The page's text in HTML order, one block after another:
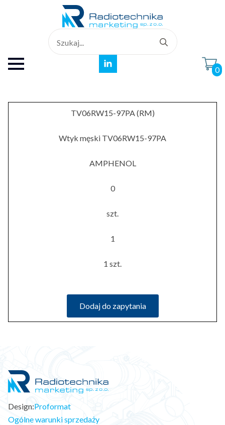
for:
0
TV06RW15-97PA (RM)
Wtyk męski TV06RW15-97PA
AMPHENOL
0
szt.
1
1 szt.
Dodaj do zapytania
Design:Proformat
Ogólne warunki sprzedaży